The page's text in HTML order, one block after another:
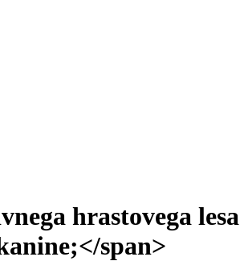
hrastovega
span>